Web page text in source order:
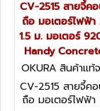
CV-2515 สายจี้ค
ถือ มอเตอร์ไฟฟ้า
1.5 ม. มอเตอร์
Handy
OKURA สินค้าแท้
V-2515
CV-2515 สายจี้ค
ถือ มอเตอร์ไฟฟ้า